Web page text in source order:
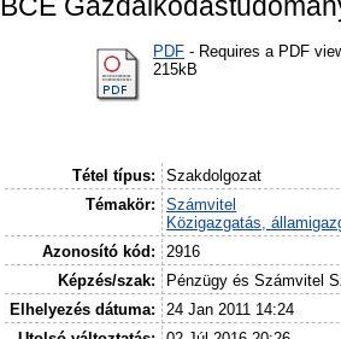
PDF - Requires a PDF
215kB
Tétel típus:
Szakdolgozat
Témakör:
Számvitel
Közigazgatás,
Azonosító kód:
2916
Képzés/szak:
Pénzügy és Számvitel
Elhelyezés dátuma:
24 Jan 2011 14:24